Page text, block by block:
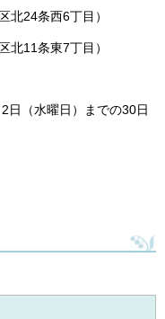
24条西6丁目）
11条東7丁目）
（水曜日）までの30日